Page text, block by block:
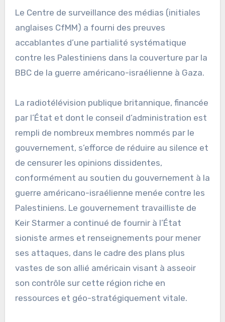
Le Centre de surveillance des médias (initiales
anglaises CfMM) a fourni des preuves
accablantes d’une partialité systématique
contre les Palestiniens dans la couverture par la
BBC de la guerre américano-israélienne à Gaza.
La radiotélévision publique britannique, financée
par l’État et dont le conseil d’administration est
rempli de nombreux membres nommés par le
gouvernement, s’efforce de réduire au silence et
de censurer les opinions dissidentes,
conformément au soutien du gouvernement à la
guerre américano-israélienne menée contre les
Palestiniens. Le gouvernement travailliste de
Keir Starmer a continué de fournir à l’État
sioniste armes et renseignements pour mener
ses attaques, dans le cadre des plans plus
vastes de son allié américain visant à asseoir
son contrôle sur cette région riche en
ressources et géo-stratégiquement vitale.